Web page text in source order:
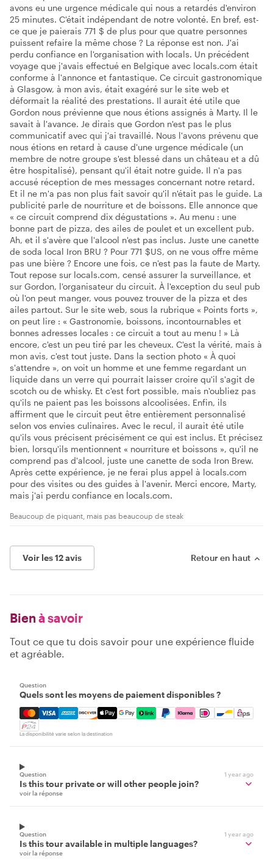
avons eu une urgence médicale qui nous a retardés d'environ
25 minutes. C'était indépendant de notre volonté. En bref, est-
ce que je paierais 771 $ de plus pour que quatre personnes
puissent refaire la même chose ? La réponse est non. J'ai
perdu confiance en l'organisation with locals. Un précédent
voyage que j'avais effectué en Belgique avec locals.com était
conforme à l'annonce et fantastique. Ce circuit gastronomique
à Glasgow, à mon avis, était exagéré sur le site web et
déformait la réalité des prestations. Il aurait été utile que
Gordon nous prévienne que nous étions assignés à Marty. Il le
savait à l'avance. Je dirais que Gordon n'est pas le plus
communicatif avec qui j'ai travaillé. Nous l'avons prévenu que
nous étions en retard à cause d'une urgence médicale (un
membre de notre groupe s'est blessé dans un château et a dû
être hospitalisé), pensant qu'il était notre guide. Il n'a pas
accusé réception de mes messages concernant notre retard.
Et il ne m'a pas non plus fait savoir qu'il n'était pas le guide. La
publicité parle de nourriture et de boissons. Elle annonce que
« ce circuit comprend dix dégustations ». Au menu : une
bonne part de pizza, des ailes de poulet et un excellent pub.
Ah, et il s'avère que l'alcool n'est pas inclus. Juste une canette
de soda local Iron BRU ? Pour 771 $US, on ne vous offre même
pas une bière ? Encore une fois, ce n'est pas la faute de Marty.
Tout repose sur locals.com, censé assurer la surveillance, et
sur Gordon, l'organisateur du circuit. À l'exception du seul pub
où l'on peut manger, vous pouvez trouver de la pizza et des
ailes partout. Sur le site web, sous la rubrique « Points forts »,
on peut lire : « Gastronomie, boissons, incontournables et
bonnes adresses locales : ce circuit a tout au menu ! » Là
encore, c'est un peu tiré par les cheveux. C'est la vérité, mais à
mon avis, c'est tout juste. Dans la section photo « À quoi
s'attendre », on voit un homme et une femme regardant un
liquide dans un verre qui pourrait laisser croire qu'il s'agit de
scotch ou de whisky. Et c'est fort possible, mais n'oubliez pas
qu'ils ne paient pas les boissons alcoolisées. Enfin, ils
affirment que le circuit peut être entièrement personnalisé
selon vos envies culinaires. Avec le recul, il aurait été utile
qu'ils vous précisent précisément ce qui est inclus. Et précisez
bien, lorsqu'ils mentionnent « nourriture et boissons », qu'il ne
comprend pas d'alcool, juste une canette de soda Iron Brew.
Après cette expérience, je ne ferai plus appel à locals.com
pour des visites ou des guides à l'avenir. Merci encore, Marty,
mais j'ai perdu confiance en locals.com.
Beaucoup de piquant, mais pas beaucoup de steak
Voir les 12 avis Retour en haut
Bien à savoir
Tout ce que tu dois savoir pour une expérience fluide
et agréable.
Question
Quels sont les moyens de paiement disponibles ?
Mastercard, Visa, Amex, Discover, Apple Pay, Google
La disponibilité varie selon la destination
Question 1 year ago
Is this tour private or will other people join?
voir la réponse
Question 1 year ago
Is this tour available in multiple languages?
voir la réponse